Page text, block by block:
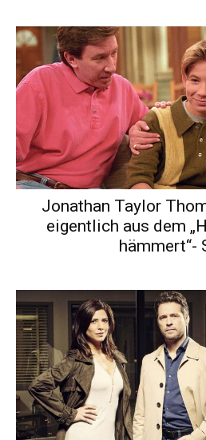
Jonathan Taylor
eigentlich aus dem
hämmert“-